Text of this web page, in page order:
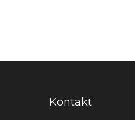
Kontakt